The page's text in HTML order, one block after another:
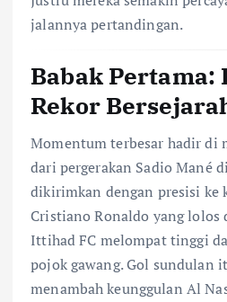
jalannya pertandingan.
Babak Pertama:
Rekor
Momentum terbesar hadir di
dari pergerakan Sadio Mané
dikirimkan dengan presisi ke
Cristiano Ronaldo yang lolos
Ittihad FC melompat tinggi
pojok gawang. Gol sundulan
menambah keunggulan Al